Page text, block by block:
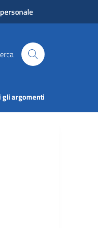
gli argomenti